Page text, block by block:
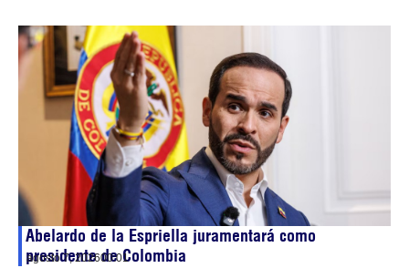
Abelardo de la Espriella juramentará como
presidente de Colombia
agosto 7, 202600:01